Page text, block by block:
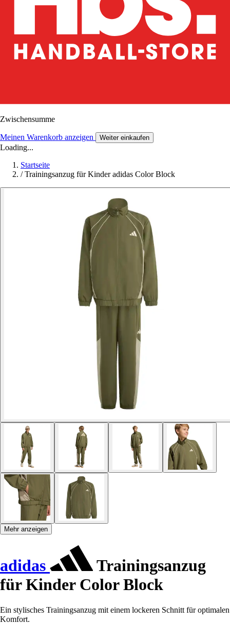
Zwischensumme
Meinen Warenkorb anzeigen Weiter einkaufen
Loading...
Startseite
/ Trainingsanzug für Kinder adidas Color Block
Mehr anzeigen
adidas
Trainingsanzug
für Kinder Color Block
Ein stylisches Trainingsanzug mit einem lockeren Schnitt für optimalen
Komfort.